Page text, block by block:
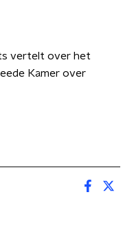
vertelt over het
Kamer over